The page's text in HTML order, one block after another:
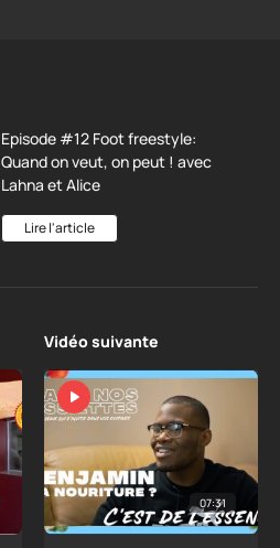
Episode #12 Foot freestyle:
Quand on veut, on peut ! avec
Lahna et Alice
Lire l'article
Vidéo suivante
07:31